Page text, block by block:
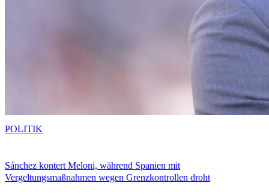
Sánchez kontert Meloni, während Spanien mit
Vergeltungsmaßnahmen wegen Grenzkontrollen droht
POLITIK